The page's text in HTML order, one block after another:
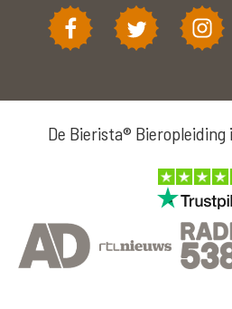
De Bierista® Bieropleiding